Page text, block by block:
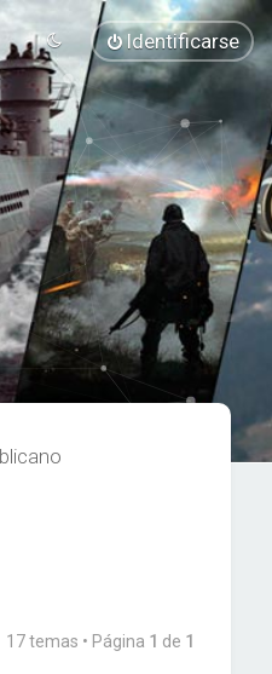
Identificarse
17 temas • Página 1 de 1